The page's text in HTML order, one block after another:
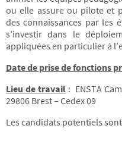
ou elle assure ou pilote et
des connaissances par les
s’investir dans le
appliquées en particulier à
Date de prise de fonctions
Lieu de travail : ENSTA
29806 Brest – Cedex 09
Les candidats potentiels